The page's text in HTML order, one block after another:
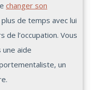
changer son
de temps avec lui
de l’occupation. Vous
aide
un